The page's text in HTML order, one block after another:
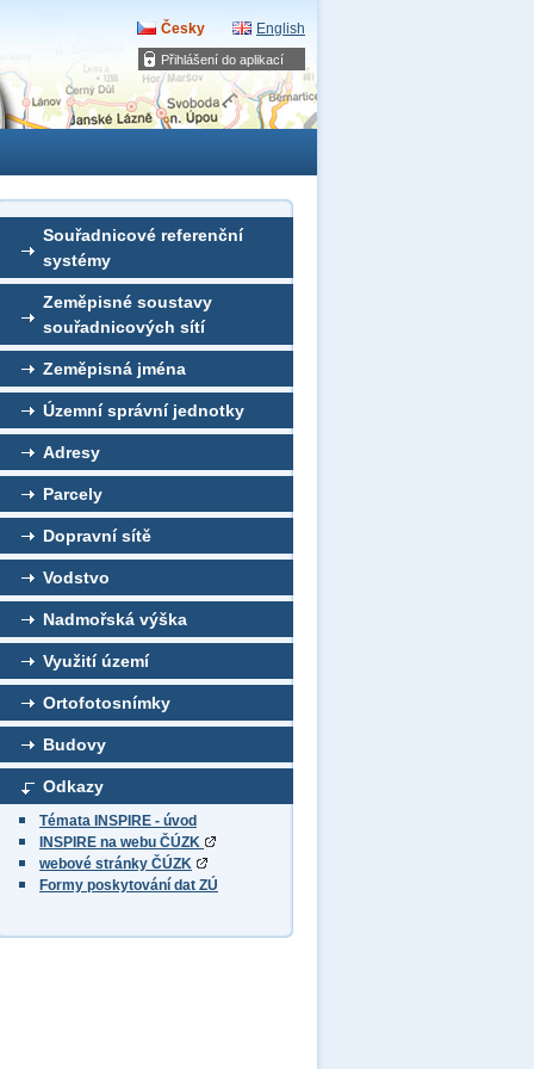
Přihlášení do aplikací
Česky English
Souřadnicové referenční
systémy
Zeměpisné soustavy
souřadnicových sítí
Zeměpisná jména
Územní správní jednotky
Adresy
Parcely
Dopravní sítě
Vodstvo
Nadmořská výška
Využití území
Ortofotosnímky
Budovy
Odkazy
Témata INSPIRE - úvod
INSPIRE na webu ČÚZK
webové stránky ČÚZK
Formy poskytování dat ZÚ